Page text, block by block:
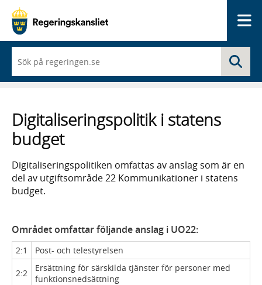
du
börjar
skriva
en
lista
med
sökförslag
Digitaliseringspolitik i statens
budget
Digitaliseringspolitiken omfattas av anslag som är en
del av utgiftsområde 22 Kommunikationer i statens
budget.
Området omfattar följande anslag i UO22:
2:1 Post- och telestyrelsen
2:2
Ersättning för särskilda tjänster för personer med
funktionsnedsättning